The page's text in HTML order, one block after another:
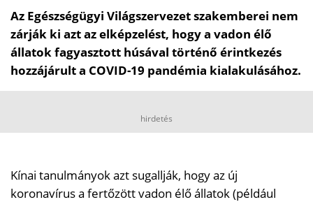
Az Egészségügyi Világszervezet szakemberei nem
zárják ki azt az elképzelést, hogy a vadon élő
állatok fagyasztott húsával történő érintkezés
hozzájárult a COVID-19 pandémia kialakulásához.
hirdetés
Kínai tanulmányok azt sugallják, hogy az új
koronavírus a fertőzött vadon élő állatok (például